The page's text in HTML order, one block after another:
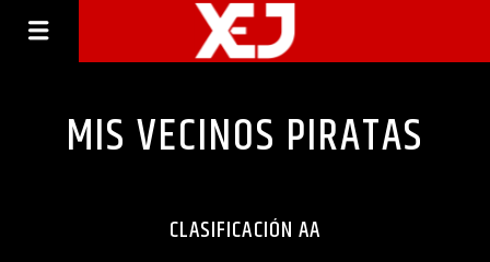
MIS VECINOS PIRATAS
CLASIFICACIÓN AA